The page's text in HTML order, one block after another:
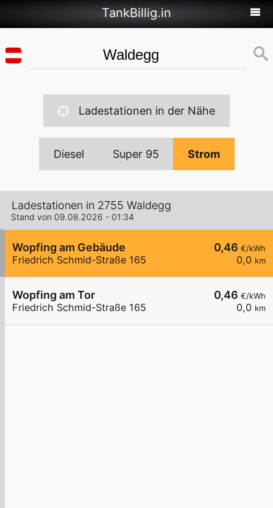
TankBillig.in
Ladestationen in der Nähe
Diesel Super 95 Strom
Ladestationen in 2755 Waldegg
Stand von 09.08.2026 - 01:34
0,46 €/kWh
0,0 km
Wopfing am Gebäude
Friedrich Schmid-Straße 165
0,46 €/kWh
0,0 km
Wopfing am Tor
Friedrich Schmid-Straße 165